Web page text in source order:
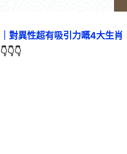
對異性超有吸引力嘅4大生肖